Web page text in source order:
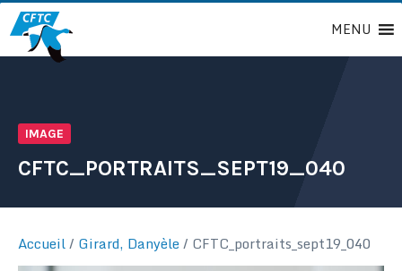
Passer
au
contenu
MENU
IMAGE
CFTC_PORTRAITS_SEPT19_040
Accueil/ Girard, Danyèle / CFTC_portraits_sept19_040